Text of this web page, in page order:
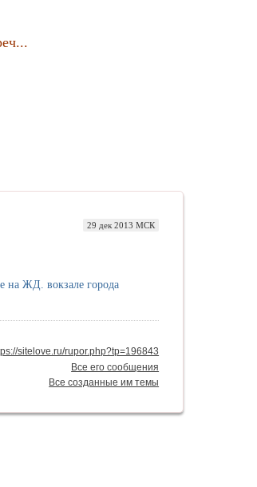
29 дек 2013 МСК
на ЖД. вокзале города
sitelove.ru/rupor.php?tp=196843
Все его сообщения
Все созданные им темы